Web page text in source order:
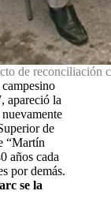
de reconciliación
apareció la
de
“Martín
años cada
por demás.
se la